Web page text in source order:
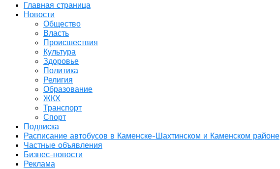
Главная страница
Новости
Общество
Власть
Происшествия
Культура
Здоровье
Политика
Религия
Образование
ЖКХ
Транспорт
Спорт
Подписка
Расписание автобусов в Каменске-Шахтинском и Каменском районе
Частные объявления
Бизнес-новости
Реклама